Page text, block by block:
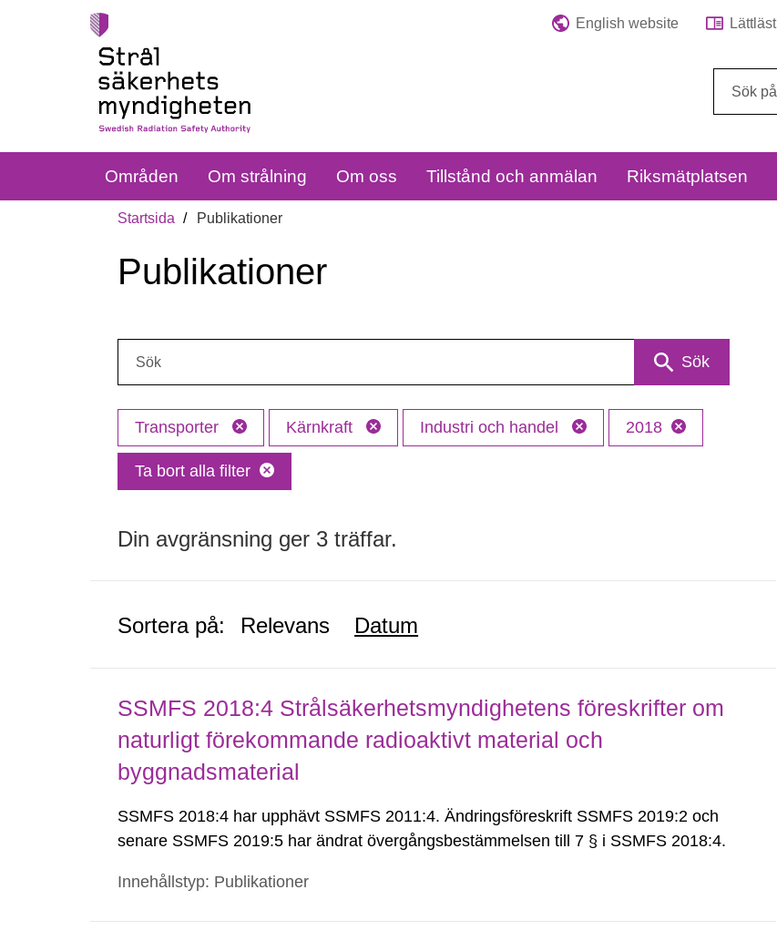
English website Lättläst
Områden Om strålning Om oss Tillstånd och anmälan Riksmätplatsen
Startsida Publikationer
Publikationer
Sök
Transporter Kärnkraft Industri och handel 2018
Ta bort alla filter
Din avgränsning ger 3 träffar.
Sortera på: Relevans Datum
SSMFS 2018:4 Strålsäkerhetsmyndighetens föreskrifter om
naturligt förekommande radioaktivt material och
byggnadsmaterial
SSMFS 2018:4 har upphävt SSMFS 2011:4. Ändringsföreskrift SSMFS 2019:2 och
senare SSMFS 2019:5 har ändrat övergångsbestämmelsen till 7 § i SSMFS 2018:4.
Innehållstyp: Publikationer